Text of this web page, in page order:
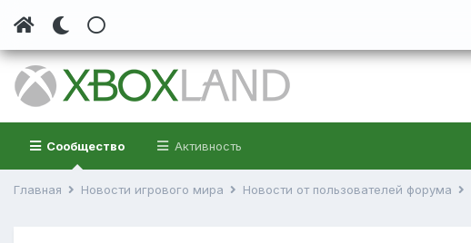
Сообщество Активность
Главная Новости игрового мира Новости от пользователей форума